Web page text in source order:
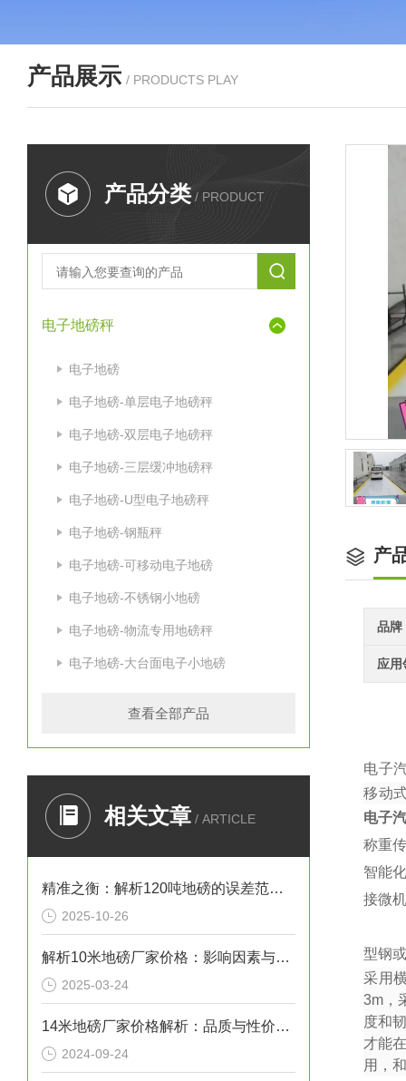
产品展示 / PRODUCTS PLAY
产品分类 / PRODUCT
电子地磅秤
电子地磅
电子地磅-单层电子地磅秤
电子地磅-双层电子地磅秤
电子地磅-三层缓冲地磅秤
电子地磅-U型电子地磅秤
电子地磅-钢瓶秤
电子地磅-可移动电子地磅
电子地磅-不锈钢小地磅
电子地磅-物流专用地磅秤
电子地磅-大台面电子小地磅
查看全部产品
相关文章 / ARTICLE
精准之衡：解析120吨地磅的误差范围与管理实践
2025-10-26
解析10米地磅厂家价格：影响因素与市场行情
2025-03-24
14米地磅厂家价格解析：品质与性价比的考量
2024-09-24
产
品牌
应用
电子
移动
电子
称重
智能
接微
型钢
采用
3m ，
度和
才能
用，